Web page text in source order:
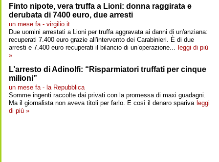
Finto nipote, vera truffa a Lioni: donna raggirata e
derubata di 7400 euro, due arresti
un mese fa - virgilio.it
Due uomini arrestati a Lioni per truffa aggravata ai danni di un'anziana:
recuperati 7.400 euro grazie all'intervento dei Carabinieri. È di due
arresti e 7.400 euro recuperati il bilancio di un’operazione... leggi di più
»
L’arresto di Adinolfi: “Risparmiatori truffati per cinque
milioni”
un mese fa - la Repubblica
Somme ingenti raccolte dai privati con la promessa di maxi guadagni.
Ma il giornalista non aveva titoli per farlo. E così il denaro spariva leggi
di più »